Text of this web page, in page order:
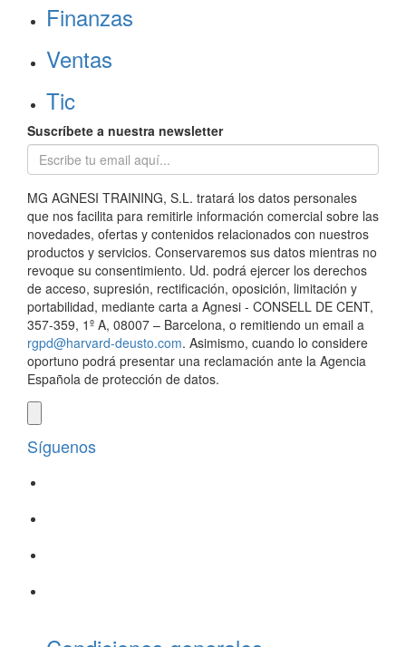
Finanzas
Ventas
Tic
Suscríbete a nuestra newsletter
MG AGNESI TRAINING, S.L. tratará los datos personales
que nos facilita para remitirle información comercial sobre las
novedades, ofertas y contenidos relacionados con nuestros
productos y servicios. Conservaremos sus datos mientras no
revoque su consentimiento. Ud. podrá ejercer los derechos
de acceso, supresión, rectificación, oposición, limitación y
portabilidad, mediante carta a Agnesi - CONSELL DE CENT,
357-359, 1º A, 08007 – Barcelona, o remitiendo un email a
rgpd@harvard-deusto.com. Asimismo, cuando lo considere
oportuno podrá presentar una reclamación ante la Agencia
Española de protección de datos.
Síguenos